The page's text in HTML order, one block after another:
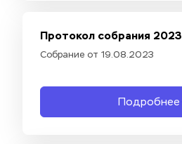
Протокол собрания 2023
Собрание от 19.08.2023
Подробнее